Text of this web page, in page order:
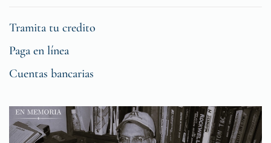
Tramita tu credito
Paga en línea
Cuentas bancarias